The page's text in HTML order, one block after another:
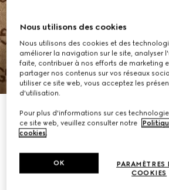
8
Veste bouffante en toile GG
€ 3.200
Nous utilisons des cookies
Nous utilisons des cookies et des
améliorer la navigation sur le site, analyser
faite, contribuer à nos efforts de marketing
partager nos contenus sur vos réseaux
utiliser ce site web, vous acceptez les
d'utilisation.
Pour plus d'informations sur ces
ce site web, veuillez consulter notre
cookies.
PARAMÈTRES
COOKIES
OK